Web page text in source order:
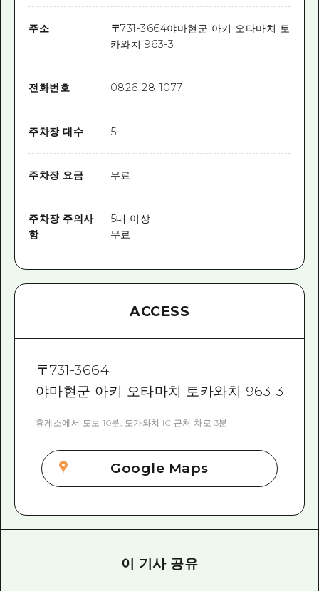
주소 〒731-3664야마현군 아키 오타마치 토
카와치 963-3
전화번호 0826-28-1077
주차장 대수 5
주차장 요금 무료
주차장 주의사
항
5대 이상
무료
ACCESS
〒731-3664
야마현군 아키 오타마치 토카와치 963-3
휴게소에서 도보 10분, 도가와치 IC 근처 차로 3분
Google Maps
이 기사 공유